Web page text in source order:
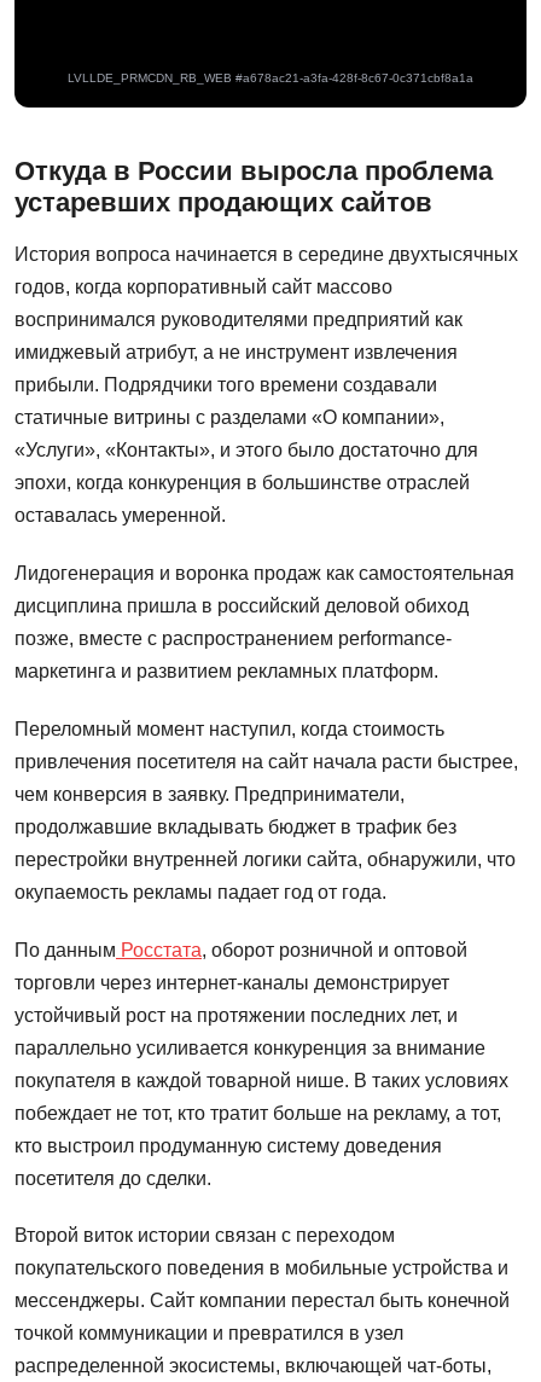
Откуда в России выросла проблема
устаревших продающих сайтов
История вопроса начинается в середине двухтысячных
годов, когда корпоративный сайт массово
воспринимался руководителями предприятий как
имиджевый атрибут, а не инструмент извлечения
прибыли. Подрядчики того времени создавали
статичные витрины с разделами «О компании»,
«Услуги», «Контакты», и этого было достаточно для
эпохи, когда конкуренция в большинстве отраслей
оставалась умеренной.
Лидогенерация и воронка продаж как самостоятельная
дисциплина пришла в российский деловой обиход
позже, вместе с распространением performance-
маркетинга и развитием рекламных платформ.
Переломный момент наступил, когда стоимость
привлечения посетителя на сайт начала расти быстрее,
чем конверсия в заявку. Предприниматели,
продолжавшие вкладывать бюджет в трафик без
перестройки внутренней логики сайта, обнаружили, что
окупаемость рекламы падает год от года.
По данным Росстата, оборот розничной и оптовой
торговли через интернет-каналы демонстрирует
устойчивый рост на протяжении последних лет, и
параллельно усиливается конкуренция за внимание
покупателя в каждой товарной нише. В таких условиях
побеждает не тот, кто тратит больше на рекламу, а тот,
кто выстроил продуманную систему доведения
посетителя до сделки.
Второй виток истории связан с переходом
покупательского поведения в мобильные устройства и
мессенджеры. Сайт компании перестал быть конечной
точкой коммуникации и превратился в узел
распределенной экосистемы, включающей чат-боты,